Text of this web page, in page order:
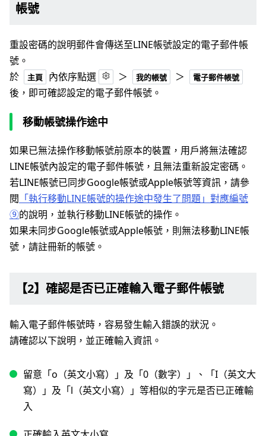
帳號
重設密碼的說明郵件會傳送至LINE帳號設定的電子郵件帳
號。
於
主頁 內依序點選 ＞ 我的帳號 ＞ 電子郵件帳號
後，即可確認設定的電子郵件帳號。
移動帳號操作途中
如果已無法操作移動帳號前原本的裝置，用戶將無法確認
LINE帳號內設定的電子郵件帳號，且無法重新設定密碼。
若LINE帳號已同步Google帳號或Apple帳號等資訊，請參
閱 「執行移動LINE帳號的操作途中發生了問題」對應編號
⑨的說明，並執行移動LINE帳號的操作。
如果未同步Google帳號或Apple帳號，則無法移動LINE帳
號，請註冊新的帳號。
【2】確認是否已正確輸入電子郵件帳號
輸入電子郵件帳號時，容易發生輸入錯誤的狀況。
請確認以下說明，並正確輸入資訊。
留意「o（英文小寫）」及「0（數字）」、「I（英文大
寫）」及「l（英文小寫）」等相似的字元是否已正確輸
入